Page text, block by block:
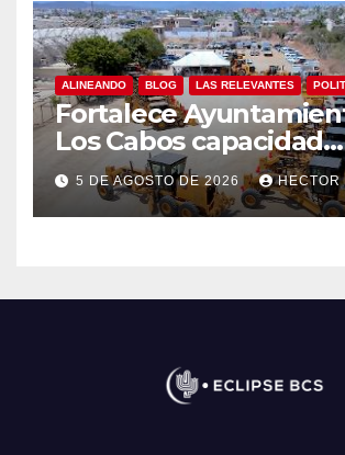
ALINEANDO BLOG LAS RELEVANTES
Fortalece
Los Cabos capacidad
operativa de Servicios
Públicos con recursos
FISAM
5 DE AGOSTO DE 2026 HECTOR